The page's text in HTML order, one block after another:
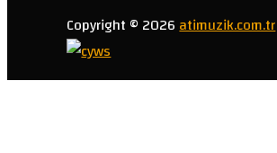
Copyright © 2026atimuzik.com.tr